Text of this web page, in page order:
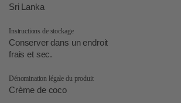
Sri Lanka
Instructions de stockage
Conserver dans un endroit
frais et sec.
Dénomination légale du produit
Crème de coco